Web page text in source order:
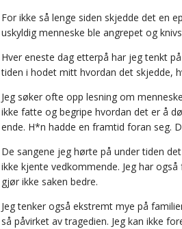
For ikke så lenge siden skjedde det en
uskyldig menneske ble angrepet og
Hver eneste dag etterpå har jeg tenkt
tiden i hodet mitt hvordan det skjedde,
Jeg søker ofte opp lesning om
ikke fatte og begripe hvordan det er å
ende. H*n hadde en framtid foran seg.
De sangene jeg hørte på under tiden
ikke kjente vedkommende. Jeg har
gjør ikke saken bedre.
Jeg tenker også ekstremt mye på
så påvirket av tragedien. Jeg kan ikke